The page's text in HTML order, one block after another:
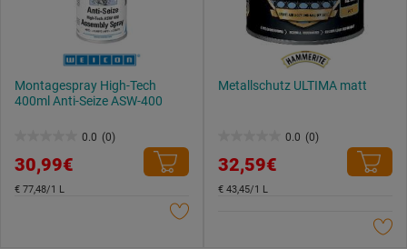
Montagespray High-Tech
400ml Anti-Seize ASW-400
0.0 (0)
von
5
30,99€
€ 77,48/1 L
Metallschutz ULTIMA matt
0.0 (0)
von
5
32,59€
€ 43,45/1 L